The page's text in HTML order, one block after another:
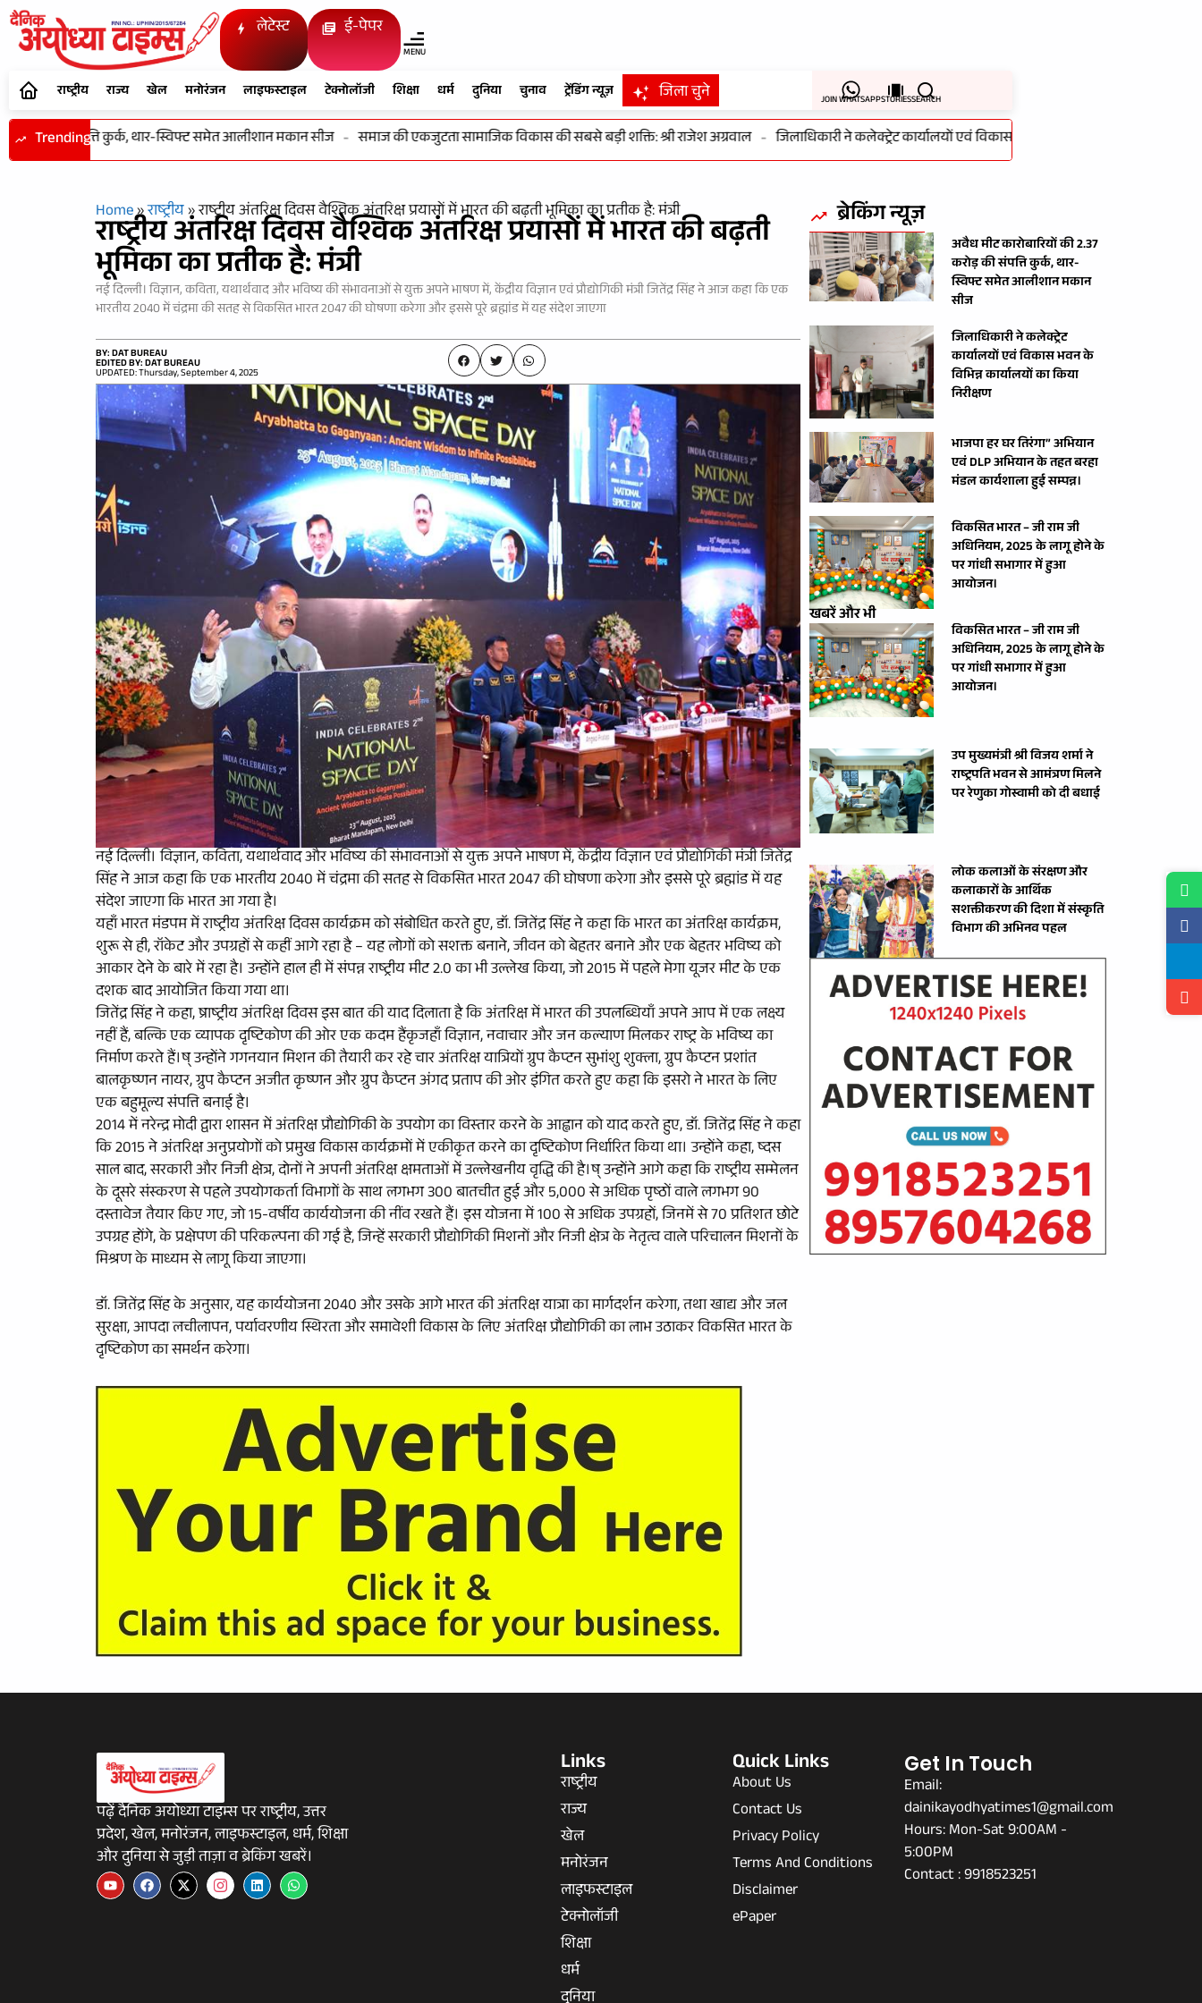
लेटेस्ट ई-पेपर
MENU
राष्ट्रीय राज्य खेल मनोरंजन लाइफस्टाइल टेक्नोलॉजी शिक्षा धर्म दुनिया चुनाव ट्रेंडिंग न्यूज़ जिला चुने JOIN WHATSAPPSTORIESSEARCH
Trending
की संपत्ति कुर्क, थार-स्विफ्ट समेत आलीशान मकान सीज - समाज की एकजुटता सामाजिक विकास की सबसे बड़ी शक्ति: श्री राजेश अग्रवाल - जिलाधिकारी ने कलेक्ट्रेट कार्यालयों एवं विकास भवन के विभिन्न कार्यालयों का किया
Home»राष्ट्रीय»राष्ट्रीय अंतरिक्ष दिवस वैश्विक अंतरिक्ष प्रयासों में भारत की बढ़ती भूमिका का प्रतीक है: मंत्री
राष्ट्रीय अंतरिक्ष दिवस वैश्विक अंतरिक्ष प्रयासों में भारत की बढ़ती
भूमिका का प्रतीक है: मंत्री
नई दिल्ली। विज्ञान, कविता, यथार्थवाद और भविष्य की संभावनाओं से युक्त अपने भाषण में, केंद्रीय विज्ञान एवं प्रौद्योगिकी मंत्री जितेंद्र सिंह ने आज कहा कि एक
भारतीय 2040 में चंद्रमा की सतह से विकसित भारत 2047 की घोषणा करेगा और इससे पूरे ब्रह्मांड में यह संदेश जाएगा
BY: DAT BUREAU
EDITED BY: DAT BUREAU
UPDATED: Thursday, September 4, 2025
नई दिल्ली। विज्ञान, कविता, यथार्थवाद और भविष्य की संभावनाओं से युक्त अपने भाषण में, केंद्रीय विज्ञान एवं प्रौद्योगिकी मंत्री जितेंद्र
सिंह ने आज कहा कि एक भारतीय 2040 में चंद्रमा की सतह से विकसित भारत 2047 की घोषणा करेगा और इससे पूरे ब्रह्मांड में यह
संदेश जाएगा कि भारत आ गया है।
यहाँ भारत मंडपम में राष्ट्रीय अंतरिक्ष दिवस कार्यक्रम को संबोधित करते हुए, डॉ. जितेंद्र सिंह ने कहा कि भारत का अंतरिक्ष कार्यक्रम,
शुरू से ही, रॉकेट और उपग्रहों से कहीं आगे रहा है – यह लोगों को सशक्त बनाने, जीवन को बेहतर बनाने और एक बेहतर भविष्य को
आकार देने के बारे में रहा है। उन्होंने हाल ही में संपन्न राष्ट्रीय मीट 2.0 का भी उल्लेख किया, जो 2015 में पहले मेगा यूजर मीट के एक
दशक बाद आयोजित किया गया था।
जितेंद्र सिंह ने कहा, ष्राष्ट्रीय अंतरिक्ष दिवस इस बात की याद दिलाता है कि अंतरिक्ष में भारत की उपलब्धियाँ अपने आप में एक लक्ष्य
नहीं हैं, बल्कि एक व्यापक दृष्टिकोण की ओर एक कदम हैंकृजहाँ विज्ञान, नवाचार और जन कल्याण मिलकर राष्ट्र के भविष्य का
निर्माण करते हैं।ष् उन्होंने गगनयान मिशन की तैयारी कर रहे चार अंतरिक्ष यात्रियों ग्रुप कैप्टन सुभांशु शुक्ला, ग्रुप कैप्टन प्रशांत
बालकृष्णन नायर, ग्रुप कैप्टन अजीत कृष्णन और ग्रुप कैप्टन अंगद प्रताप की ओर इंगित करते हुए कहा कि इसरो ने भारत के लिए
एक बहुमूल्य संपत्ति बनाई है।
2014 में नरेन्‍द्र मोदी द्वारा शासन में अंतरिक्ष प्रौद्योगिकी के उपयोग का विस्तार करने के आह्वान को याद करते हुए, डॉ. जितेंद्र सिंह ने कहा
कि 2015 ने अंतरिक्ष अनुप्रयोगों को प्रमुख विकास कार्यक्रमों में एकीकृत करने का दृष्टिकोण निर्धारित किया था। उन्होंने कहा, ष्दस
साल बाद, सरकारी और निजी क्षेत्र, दोनों ने अपनी अंतरिक्ष क्षमताओं में उल्लेखनीय वृद्धि की है।ष् उन्होंने आगे कहा कि राष्ट्रीय सम्मेलन
के दूसरे संस्करण से पहले उपयोगकर्ता विभागों के साथ लगभग 300 बातचीत हुई और 5,000 से अधिक पृष्ठों वाले लगभग 90
दस्तावेज तैयार किए गए, जो 15-वर्षीय कार्ययोजना की नींव रखते हैं। इस योजना में 100 से अधिक उपग्रहों, जिनमें से 70 प्रतिशत छोटे
उपग्रह होंगे, के प्रक्षेपण की परिकल्पना की गई है, जिन्हें सरकारी प्रौद्योगिकी मिशनों और निजी क्षेत्र के नेतृत्व वाले परिचालन मिशनों के
मिश्रण के माध्यम से लागू किया जाएगा।
डॉ. जितेंद्र सिंह के अनुसार, यह कार्ययोजना 2040 और उसके आगे भारत की अंतरिक्ष यात्रा का मार्गदर्शन करेगा, तथा खाद्य और जल
सुरक्षा, आपदा लचीलापन, पर्यावरणीय स्थिरता और समावेशी विकास के लिए अंतरिक्ष प्रौद्योगिकी का लाभ उठाकर विकसित भारत के
दृष्टिकोण का समर्थन करेगा।
ब्रेकिंग न्यूज़
अवैध मीट कारोबारियों की 2.37
करोड़ की संपत्ति कुर्क, थार-
स्विफ्ट समेत आलीशान मकान
सीज
जिलाधिकारी ने कलेक्ट्रेट
कार्यालयों एवं विकास भवन के
विभिन्न कार्यालयों का किया
निरीक्षण
भाजपा हर घर तिरंगा” अभियान
एवं DLP अभियान के तहत बरहा
मंडल कार्यशाला हुई सम्पन्न।
विकसित भारत – जी राम जी
अधिनियम, 2025 के लागू होने के
पर गांधी सभागार में हुआ
आयोजन।
खबरें और भी
विकसित भारत – जी राम जी
अधिनियम, 2025 के लागू होने के
पर गांधी सभागार में हुआ
आयोजन।
उप मुख्यमंत्री श्री विजय शर्मा ने
राष्ट्रपति भवन से आमंत्रण मिलने
पर रेणुका गोस्वामी को दी बधाई
लोक कलाओं के संरक्षण और
कलाकारों के आर्थिक
सशक्तीकरण की दिशा में संस्कृति
विभाग की अभिनव पहल
पढ़ें दैनिक अयोध्या टाइम्स पर राष्ट्रीय, उत्तर
प्रदेश, खेल, मनोरंजन, लाइफस्टाइल, धर्म, शिक्षा
और दुनिया से जुड़ी ताज़ा व ब्रेकिंग खबरें।
Links
राष्ट्रीय
राज्य
खेल
मनोरंजन
लाइफस्टाइल
टेक्नोलॉजी
शिक्षा
धर्म
Quick Links
About Us
Contact Us
Privacy Policy
Terms And Conditions
Disclaimer
ePaper
Get In Touch
Email:
dainikayodhyatimes1@gmail.com
Hours: Mon-Sat 9:00AM -
5:00PM
Contact : 9918523251